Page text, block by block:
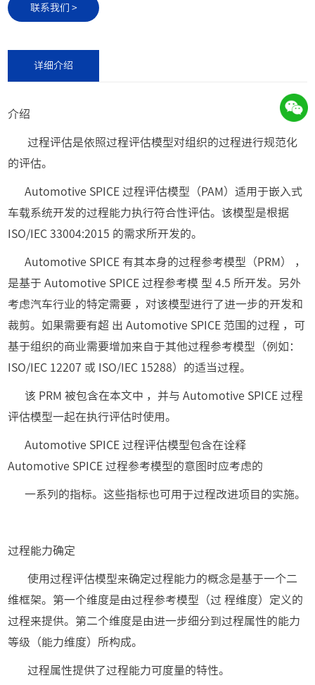
联系我们 >
详细介绍
介绍
过程评估是依照过程评估模型对组织的过程进行规范化
的评估。
Automotive SPICE 过程评估模型（PAM）适用于嵌入式
车载系统开发的过程能力执行符合性评估。该模型是根据
ISO/IEC 33004:2015 的需求所开发的。
Automotive SPICE 有其本身的过程参考模型（PRM） ，
是基于 Automotive SPICE 过程参考模 型 4.5 所开发。另外
考虑汽车行业的特定需要 ，对该模型进行了进一步的开发和
裁剪。如果需要有超 出 Automotive SPICE 范围的过程 ，可
基于组织的商业需要增加来自于其他过程参考模型（例如：
ISO/IEC 12207 或 ISO/IEC 15288）的适当过程。
该 PRM 被包含在本文中 ，并与 Automotive SPICE 过程
评估模型一起在执行评估时使用。
Automotive SPICE 过程评估模型包含在诠释
Automotive SPICE 过程参考模型的意图时应考虑的
一系列的指标。这些指标也可用于过程改进项目的实施。
过程能力确定
使用过程评估模型来确定过程能力的概念是基于一个二
维框架。第一个维度是由过程参考模型（过 程维度）定义的
过程来提供。第二个维度是由进一步细分到过程属性的能力
等级（能力维度）所构成。
过程属性提供了过程能力可度量的特性。